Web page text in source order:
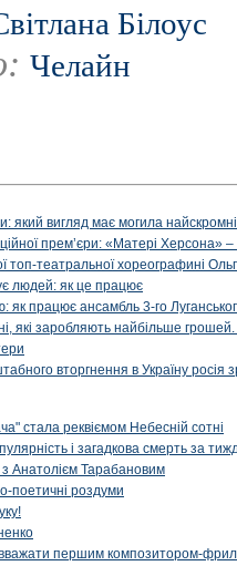
Білоус
Челайн
який вигляд має могила
прем’єри: «Матері
топ-театральної хореографині
людей: як це працює
як працює ансамбль 3-го
які заробляють найбільше
вторгнення в Україну росія
стала реквіємом Небесній сотні
і загадкова смерть за
Анатолієм Тарабановим
поетичні роздуми
першим композитором-